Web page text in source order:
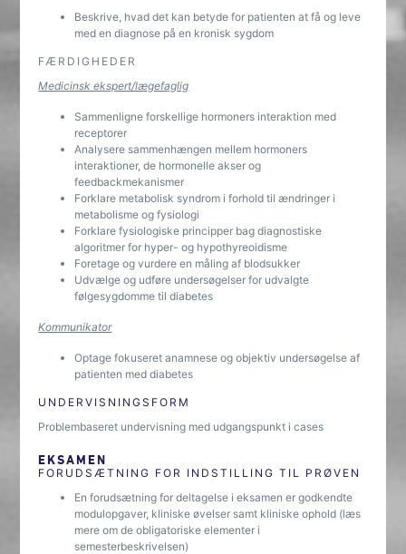
Beskrive, hvad det kan betyde for patienten at få og leve
med en diagnose på en kronisk sygdom
FÆRDIGHEDER
Medicinsk ekspert/lægefaglig
Sammenligne forskellige hormoners interaktion med
receptorer
Analysere sammenhængen mellem hormoners
interaktioner, de hormonelle akser og
feedbackmekanismer
Forklare metabolisk syndrom i forhold til ændringer i
metabolisme og fysiologi
Forklare fysiologiske principper bag diagnostiske
algoritmer for hyper- og hypothyreoidisme
Foretage og vurdere en måling af blodsukker
Udvælge og udføre undersøgelser for udvalgte
følgesygdomme til diabetes
Kommunikator
Optage fokuseret anamnese og objektiv undersøgelse af
patienten med diabetes
UNDERVISNINGSFORM
Problembaseret undervisning med udgangspunkt i cases
EKSAMEN
FORUDSÆTNING FOR INDSTILLING TIL PRØVEN
En forudsætning for deltagelse i eksamen er godkendte
modulopgaver, kliniske øvelser samt kliniske ophold (læs
mere om de obligatoriske elementer i
semesterbeskrivelsen)